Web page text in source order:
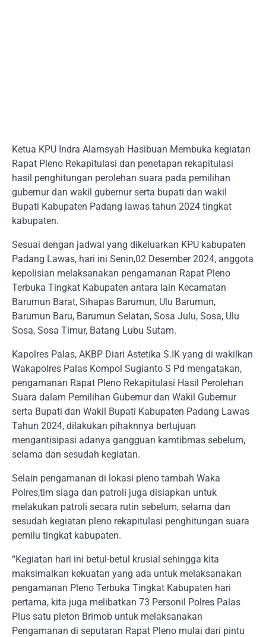
Ketua KPU Indra Alamsyah Hasibuan Membuka kegiatan
Rapat Pleno Rekapitulasi dan penetapan rekapitulasi
hasil penghitungan perolehan suara pada pemilihan
gubernur dan wakil gubernur serta bupati dan wakil
Bupati Kabupaten Padang lawas tahun 2024 tingkat
kabupaten.
Sesuai dengan jadwal yang dikeluarkan KPU kabupaten
Padang Lawas, hari ini Senin,02 Desember 2024, anggota
kepolisian melaksanakan pengamanan Rapat Pleno
Terbuka Tingkat Kabupaten antara lain Kecamatan
Barumun Barat, Sihapas Barumun, Ulu Barumun,
Barumun Baru, Barumun Selatan, Sosa Julu, Sosa, Ulu
Sosa, Sosa Timur, Batang Lubu Sutam.
Kapolres Palas, AKBP Diari Astetika S.IK yang di wakilkan
Wakapolres Palas Kompol Sugianto S Pd mengatakan,
pengamanan Rapat Pleno Rekapitulasi Hasil Perolehan
Suara dalam Pemilihan Gubernur dan Wakil Gubernur
serta Bupati dan Wakil Bupati Kabupaten Padang Lawas
Tahun 2024, dilakukan pihaknnya bertujuan
mengantisipasi adanya gangguan kamtibmas sebelum,
selama dan sesudah kegiatan.
Selain pengamanan di lokasi pleno tambah Waka
Polres,tim siaga dan patroli juga disiapkan untuk
melakukan patroli secara rutin sebelum, selama dan
sesudah kegiatan pleno rekapitulasi penghitungan suara
pemilu tingkat kabupaten.
“Kegiatan hari ini betul-betul krusial sehingga kita
maksimalkan kekuatan yang ada untuk melaksanakan
pengamanan Pleno Terbuka Tingkat Kabupaten hari
pertama, kita juga melibatkan 73 Personil Polres Palas
Plus satu pleton Brimob untuk melaksanakan
Pengamanan di seputaran Rapat Pleno mulai dari pintu